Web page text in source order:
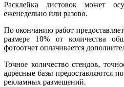
Расклейка листовок может
еженедельно или разово.
По окончанию работ
размере 10% от количества
фотоотчет оплачивается
Точное количество стендов,
адресные базы предоставляются
рекламных размещений.